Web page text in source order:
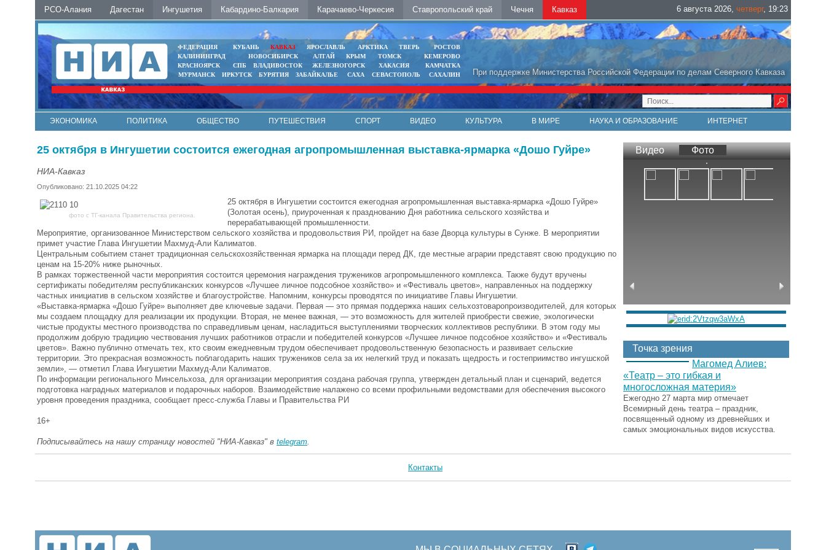
РСО-Алания Дагестан Ингушетия Кабардино-Балкария Карачаево-Черкесия Ставропольский край Чечня Кавказ 6 августа 2026, четверг, 19:23
При поддержке Министерства Российской Федерации по делам Северного Кавказа
ФЕДЕРАЦИЯ КУБАНЬ КАВКАЗ ЯРОСЛАВЛЬ АРКТИКА ТВЕРЬ
РОСТОВ
КАЛИНИНГРАД
НОВОСИБИРСК АЛТАЙ КРЫМ ТОМСК
КЕМЕРОВО
КРАСНОЯРСК
СПБ ВЛАДИВОСТОК ЖЕЛЕЗНОГОРСК ХАКАСИЯ
КАМЧАТКА
МУРМАНСК
ИРКУТСК БУРЯТИЯ ЗАБАЙКАЛЬЕ САХА СЕВАСТОПОЛЬ САХАЛИН
ЭКОНОМИКА ПОЛИТИКА ОБЩЕСТВО ПУТЕШЕСТВИЯ СПОРТ ВИДЕО КУЛЬТУРА В МИРЕ НАУКА И ОБРАЗОВАНИЕ
ИНТЕРНЕТ
25 октября в Ингушетии состоится ежегодная агропромышленная выставка-ярмарка «Дошо Гуйре»
НИА-Кавказ
Опубликовано: 21.10.2025 04:22
фото с ТГ-канала Правительства региона.
25 октября в Ингушетии состоится ежегодная агропромышленная выставка-ярмарка «Дошо Гуйре»
(Золотая осень), приуроченная к празднованию Дня работника сельского хозяйства и
перерабатывающей промышленности.
Мероприятие, организованное Министерством сельского хозяйства и продовольствия РИ, пройдет на базе Дворца культуры в Сунже. В мероприятии
примет участие Глава Ингушетии Махмуд-Али Калиматов.
Центральным событием станет традиционная сельскохозяйственная ярмарка на площади перед ДК, где местные аграрии представят свою продукцию по
ценам на 15-20% ниже рыночных.
В рамках торжественной части мероприятия состоится церемония награждения тружеников агропромышленного комплекса. Также будут вручены
сертификаты победителям республиканских конкурсов «Лучшее личное подсобное хозяйство» и «Фестиваль цветов», направленных на поддержку
частных инициатив в сельском хозяйстве и благоустройстве. Напомним, конкурсы проводятся по инициативе Главы Ингушетии.
«Выставка-ярмарка «Дошо Гуйре» выполняет две ключевые задачи. Первая — это прямая поддержка наших сельхозтоваропроизводителей, для которых
мы создаем площадку для реализации их продукции. Вторая, не менее важная, — это возможность для жителей приобрести свежие, экологически
чистые продукты местного производства по справедливым ценам, насладиться выступлениями творческих коллективов республики. В этом году мы
продолжим добрую традицию чествования лучших работников отрасли и победителей конкурсов «Лучшее личное подсобное хозяйство» и «Фестиваль
цветов». Важно публично отмечать тех, кто своим ежедневным трудом обеспечивает продовольственную безопасность и развивает сельские
территории. Это прекрасная возможность поблагодарить наших тружеников села за их нелегкий труд и показать щедрость и гостеприимство ингушской
земли», — отметил Глава Ингушетии Махмуд-Али Калиматов.
По информации регионального Минсельхоза, для организации мероприятия создана рабочая группа, утвержден детальный план и сценарий, ведется
подготовка наградных материалов и подарочных наборов. Взаимодействие налажено со всеми профильными ведомствами для обеспечения высокого
уровня проведения праздника, сообщает пресс-служба Главы и Правительства РИ
16+
Подписывайтесь на нашу страницу новостей "НИА-Кавказ" в telegram
Видео Фото
Точка зрения
Магомед Алиев:
«Театр – это гибкая и
многосложная материя»
Ежегодно 27 марта мир отмечает
Всемирный день театра – праздник,
посвященный одному из древнейших и
самых эмоциональных видов искусства.
Контакты